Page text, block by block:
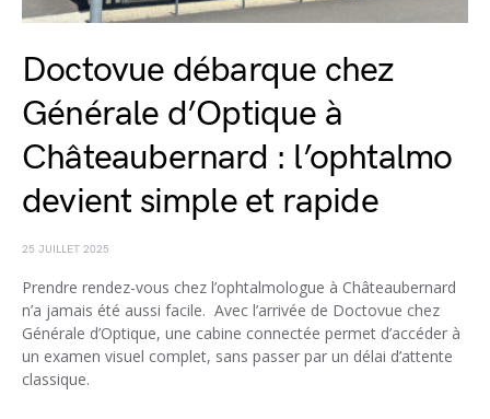
Doctovue débarque chez
Générale d’Optique à
Châteaubernard : l’ophtalmo
devient simple et rapide
25 JUILLET 2025
Prendre rendez-vous chez l’ophtalmologue à Châteaubernard
n’a jamais été aussi facile. Avec l’arrivée de Doctovue chez
Générale d’Optique, une cabine connectée permet d’accéder à
un examen visuel complet, sans passer par un délai d’attente
classique.